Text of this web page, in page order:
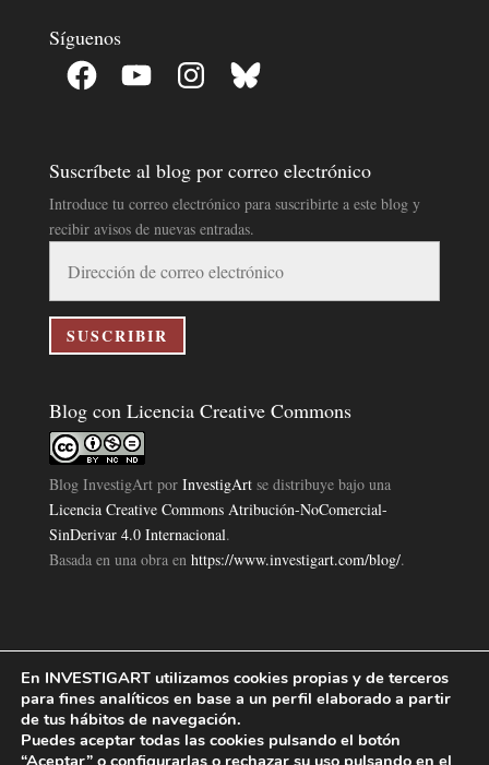
Síguenos
Facebook YouTube InstagramBluesky
Suscríbete al blog por correo electrónico
Introduce tu correo electrónico para suscribirte a este blog y
recibir avisos de nuevas entradas.
correo
electrónico
SUSCRIBIR
Blog con Licencia Creative Commons
Blog InvestigArtpor InvestigArtse distribuye bajo una
Licencia Creative Commons Atribución-NoComercial-
SinDerivar 4.0 Internacional.
Basada en una obra en https://www.investigart.com/blog/.
Política de Privacidad|Aviso Legal|Política de Cookies|
Investigart Copyright © 2019. |
En INVESTIGART utilizamos cookies propias y de terceros
para fines analíticos en base a un perfil elaborado a partir
de tus hábitos de navegación.
Puedes aceptar todas las cookies pulsando el botón
“Aceptar” o configurarlas o rechazar su uso pulsando en el